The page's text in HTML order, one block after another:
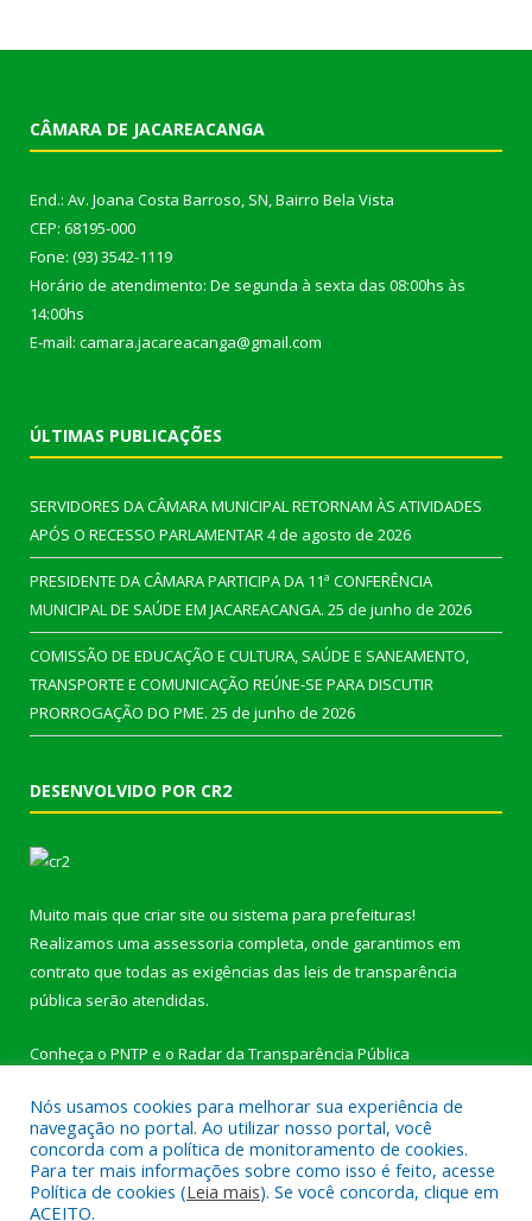
CÂMARA DE JACAREACANGA
End.: Av. Joana Costa Barroso, SN, Bairro Bela Vista
CEP: 68195-000
Fone: (93) 3542-1119
Horário de atendimento: De segunda à sexta das 08:00hs às
14:00hs
E-mail: camara.jacareacanga@gmail.com
ÚLTIMAS PUBLICAÇÕES
SERVIDORES DA CÂMARA MUNICIPAL RETORNAM ÀS ATIVIDADES
APÓS O RECESSO PARLAMENTAR4 de agosto de 2026
PRESIDENTE DA CÂMARA PARTICIPA DA 11ª CONFERÊNCIA
MUNICIPAL DE SAÚDE EM JACAREACANGA. 25 de junho de 2026
COMISSÃO DE EDUCAÇÃO E CULTURA, SAÚDE E SANEAMENTO,
TRANSPORTE E COMUNICAÇÃO REÚNE-SE PARA DISCUTIR
PRORROGAÇÃO DO PME. 25 de junho de 2026
DESENVOLVIDO POR CR2
Muito mais que criar site ou sistema para prefeituras!
Realizamos uma assessoria completa, onde garantimos em
contrato que todas as exigências das leis de transparência
pública serão atendidas.
Conheça o PNTP e o Radar da Transparência Pública
Todos os direitos reservados a Câmara Municipal de
Jacareacanga.
Nós usamos cookies para melhorar sua experiência de
navegação no portal. Ao utilizar nosso portal, você
concorda com a política de monitoramento de cookies.
Para ter mais informações sobre como isso é feito, acesse
Política de cookies (Leia mais). Se você concorda, clique em
ACEITO.